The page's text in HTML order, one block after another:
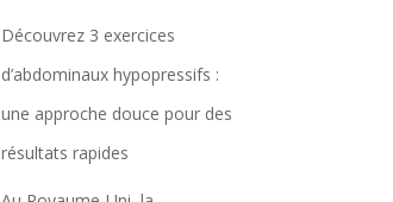
Découvrez 3 exercices
d’abdominaux hypopressifs :
une approche douce pour des
résultats rapides